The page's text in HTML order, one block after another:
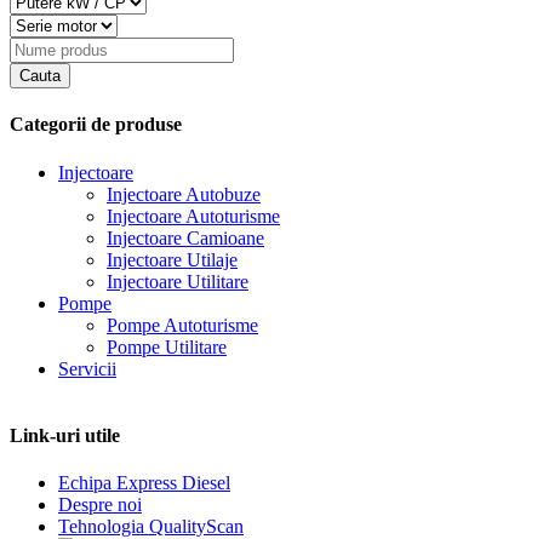
Categorii de produse
Injectoare
Injectoare Autobuze
Injectoare Autoturisme
Injectoare Camioane
Injectoare Utilaje
Injectoare Utilitare
Pompe
Pompe Autoturisme
Pompe Utilitare
Servicii
Link-uri utile
Echipa Express Diesel
Despre noi
Tehnologia QualityScan